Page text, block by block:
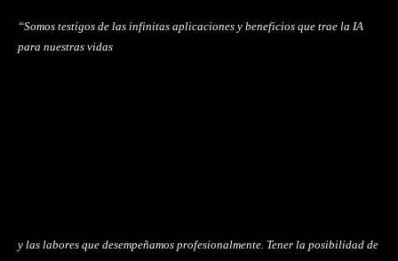
“Somos testigos de las infinitas aplicaciones y beneficios que trae la IA
para nuestras vidas
y las labores que desempeñamos profesionalmente. Tener la posibilidad de